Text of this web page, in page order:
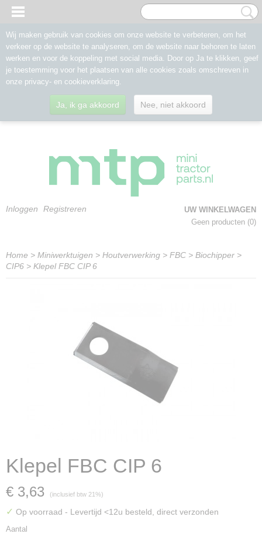
Inloggen Registreren
UW WINKELWAGEN
Geen producten (0)
Home > Miniwerktuigen > Houtverwerking > FBC > Biochipper >
CIP6 > Klepel FBC CIP 6
Klepel FBC CIP 6
€ 3,63 (inclusief btw 21%)
✓ Op voorraad - Levertijd <12u besteld, direct verzonden
Aantal
Wij maken gebruik van cookies om onze website te verbeteren, om het
verkeer op de website te analyseren, om de website naar behoren te laten
werken en voor de koppeling met social media. Door op Ja te klikken, geef
je toestemming voor het plaatsen van alle cookies zoals omschreven in
onze privacy- en cookieverklaring.
Ja, ik ga akkoord Nee, niet akkoord